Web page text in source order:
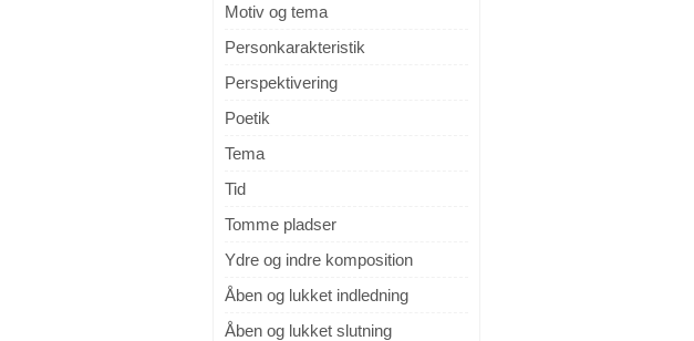
Motiv og tema
Personkarakteristik
Perspektivering
Poetik
Tema
Tid
Tomme pladser
Ydre og indre komposition
Åben og lukket indledning
Åben og lukket slutning